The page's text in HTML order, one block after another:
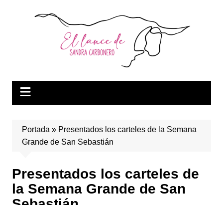
Portada » Presentados los carteles de la Semana
Grande de San Sebastián
Presentados los carteles de
la Semana Grande de San